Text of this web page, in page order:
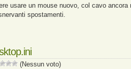
usare un mouse nuovo, col cavo
spostamenti.
(Nessun voto)